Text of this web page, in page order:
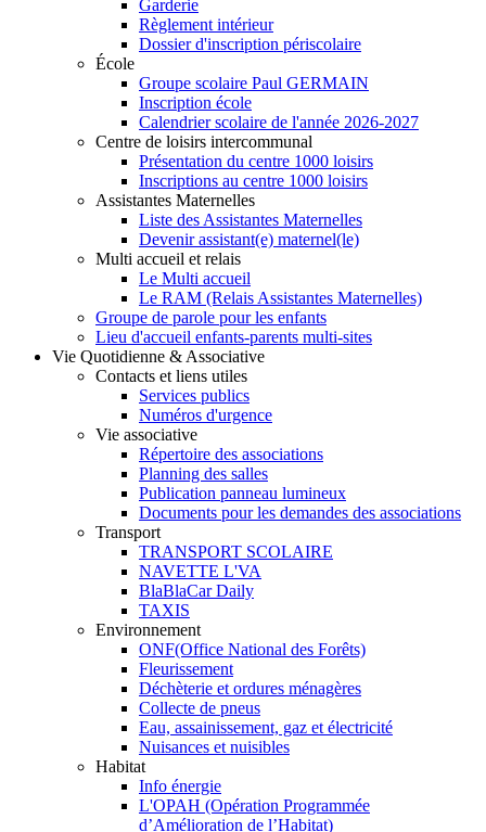
Garderie
Règlement intérieur
Dossier d'inscription périscolaire
École
Groupe scolaire Paul GERMAIN
Inscription école
Calendrier scolaire de l'année 2026-2027
Centre de loisirs intercommunal
Présentation du centre 1000 loisirs
Inscriptions au centre 1000 loisirs
Assistantes Maternelles
Liste des Assistantes Maternelles
Devenir assistant(e) maternel(le)
Multi accueil et relais
Le Multi accueil
Le RAM (Relais Assistantes Maternelles)
Groupe de parole pour les enfants
Lieu d'accueil enfants-parents multi-sites
Vie Quotidienne & Associative
Contacts et liens utiles
Services publics
Numéros d'urgence
Vie associative
Répertoire des associations
Planning des salles
Publication panneau lumineux
Documents pour les demandes des associations
Transport
TRANSPORT SCOLAIRE
NAVETTE L'VA
BlaBlaCar Daily
TAXIS
Environnement
ONF(Office National des Forêts)
Fleurissement
Déchèterie et ordures ménagères
Collecte de pneus
Eau, assainissement, gaz et électricité
Nuisances et nuisibles
Habitat
Info énergie
L'OPAH (Opération Programmée
d’Amélioration de l’Habitat)